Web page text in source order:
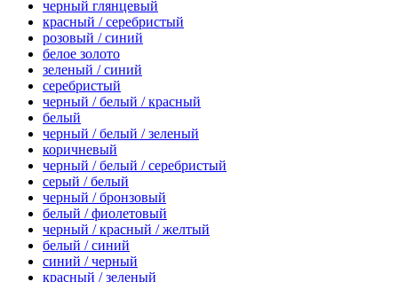
черный глянцевый
красный / серебристый
розовый / синий
белое золото
зеленый / синий
серебристый
черный / белый / красный
белый
черный / белый / зеленый
коричневый
черный / белый / серебристый
серый / белый
черный / бронзовый
белый / фиолетовый
черный / красный / желтый
белый / синий
синий / черный
красный / зеленый